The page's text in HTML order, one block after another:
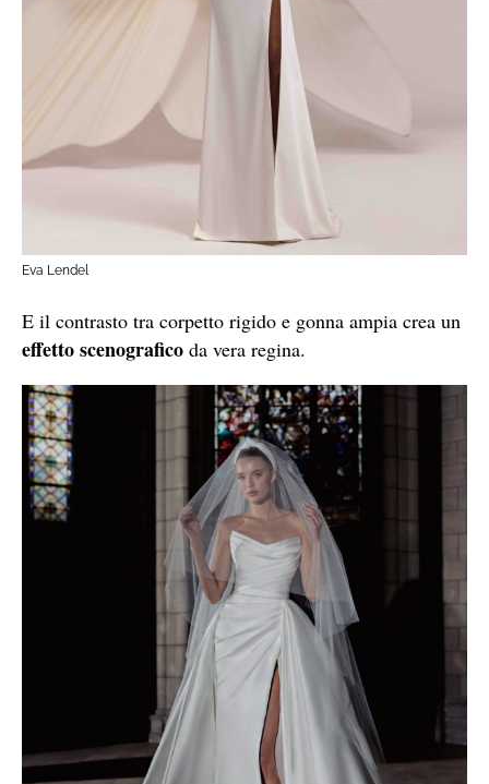
Eva Lendel
E il contrasto tra corpetto rigido e gonna ampia crea un
effetto scenografico da vera regina.